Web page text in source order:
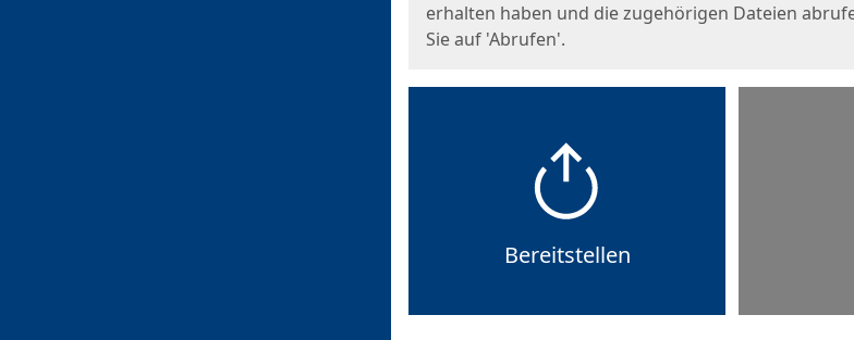
erhalten haben und die zugehörigen Dateien
Sie auf 'Abrufen'.
Bereitstellen